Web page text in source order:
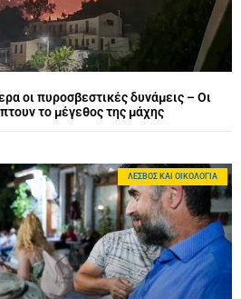
οι πυροσβεστικές δυνάμεις – Οι
το μέγεθος της μάχης
ΛΈΣΒΟΣ ΚΑΙ ΟΙΚΟΛΟΓΊΑ